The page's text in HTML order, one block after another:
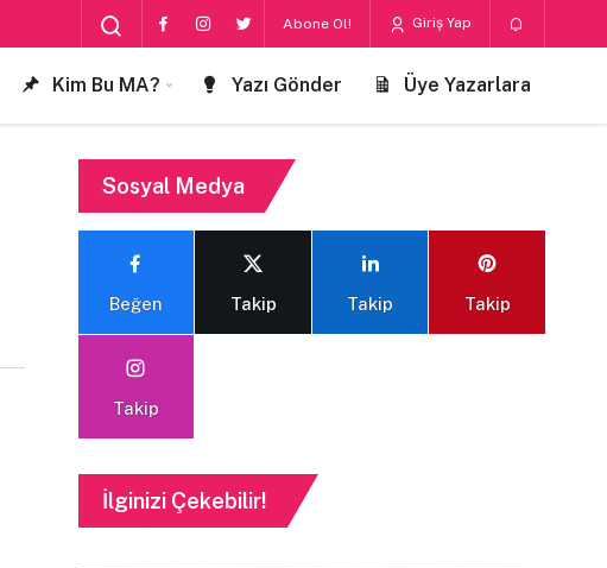
Abone Ol! Giriş Yap
Kim Bu MA? Yazı Gönder Üye Yazarlara
Sosyal Medya
Beğen Takip Takip Takip
Takip
İlginizi Çekebilir!